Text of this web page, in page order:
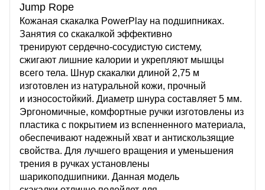
Jump Rope
Кожаная скакалка PowerPlay на подшипниках.
Занятия со скакалкой эффективно
тренируют сердечно-сосудистую систему,
сжигают лишние калории и укрепляют мышцы
всего тела. Шнур скакалки длиной 2,75 м
изготовлен из натуральной кожи, прочный
и износостойкий. Диаметр шнура составляет 5 мм.
Эргономичные, комфортные ручки изготовлены из
пластика с покрытием из вспенненного материала,
обеспечивают надежный хват и антискользящие
свойства. Для лучшего вращения и уменьшения
трения в ручках установлены
шарикоподшипники. Данная модель